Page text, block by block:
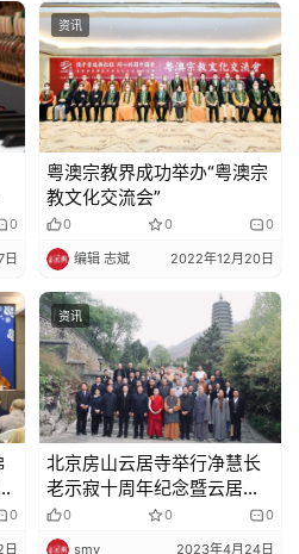
0
资讯
粤澳宗教界成功举办“粤澳宗
教文化交流会”
0 0 0
编辑 志斌 2022年12月20日
0
日
资讯
北京房山云居寺举行净慧长
老示寂十周年纪念暨云居文
化建设座谈会
0 0 0
smy 2023年4月24日